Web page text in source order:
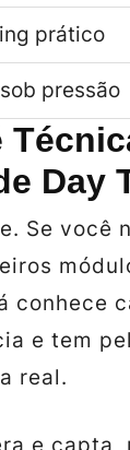
prático
pressão
Day
Se você
conhece
e tem
real.